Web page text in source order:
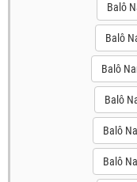
Balô
Balô
Balô
Balô
Balô
Balô